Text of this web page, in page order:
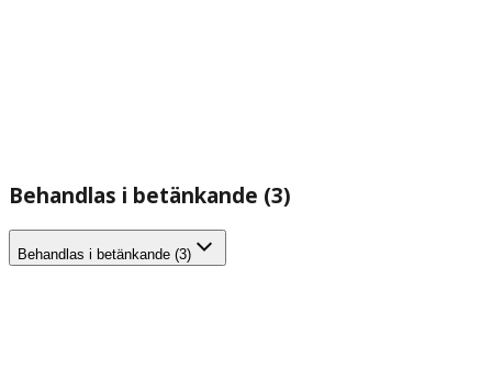
Behandlas i betänkande (3)
Behandlas i betänkande (3)